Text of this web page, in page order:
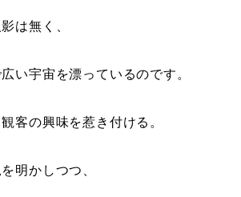
は無く、
い宇宙を漂っているのです。
客の興味を惹き付ける。
明かしつつ、